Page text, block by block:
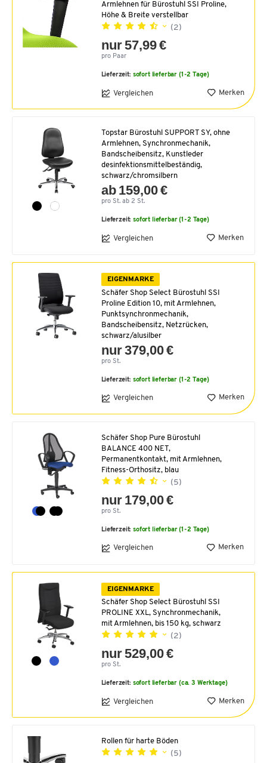
Armlehnen für Bürostuhl SSI Proline,
Höhe & Breite verstellbar
(2)
nur 57,99 €
pro Paar
Lieferzeit: sofort lieferbar (1-2 Tage)
Vergleichen Merken
Topstar Bürostuhl SUPPORT SY, ohne
Armlehnen, Synchronmechanik,
Bandscheibensitz, Kunstleder
desinfektionsmittelbeständig,
schwarz/chromsilbern
ab 159,00 €
pro St. ab 2 St.
Lieferzeit:sofort lieferbar (1-2 Tage)
Vergleichen Merken
EIGENMARKE
Schäfer Shop Select Bürostuhl SSI
Proline Edition 10, mit Armlehnen,
Punktsynchronmechanik,
Bandscheibensitz, Netzrücken,
schwarz/alusilber
nur 379,00 €
pro St.
Lieferzeit: sofort lieferbar (1-2 Tage)
Vergleichen Merken
Schäfer Shop Pure Bürostuhl
BALANCE 400 NET,
Permanentkontakt, mit Armlehnen,
Fitness-Orthositz, blau
(5)
nur 179,00 €
pro St.
Lieferzeit:sofort lieferbar (1-2 Tage)
Vergleichen Merken
EIGENMARKE
Schäfer Shop Select Bürostuhl SSI
PROLINE XXL, Synchronmechanik,
mit Armlehnen, bis 150 kg, schwarz
(2)
nur 529,00 €
pro St.
Lieferzeit: sofort lieferbar (ca. 3 Werktage)
Vergleichen Merken
Rollen für harte Böden
(5)